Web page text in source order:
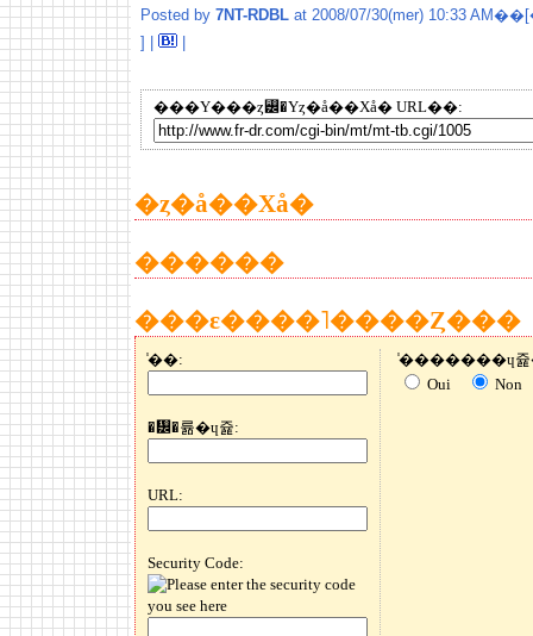
Posted by 7NT-RDBL at 2008/07/30(mer) 10:33 AM��[
] |
���Υ���ȥ꡼�Υȥ�å��Хå� URL��:
�ȥ�å��Хå�
������
���ε����˥����Ȥ���
̾��:
�᡼�륢�ɥ쥹:
URL:
Security Code:
Oui Non